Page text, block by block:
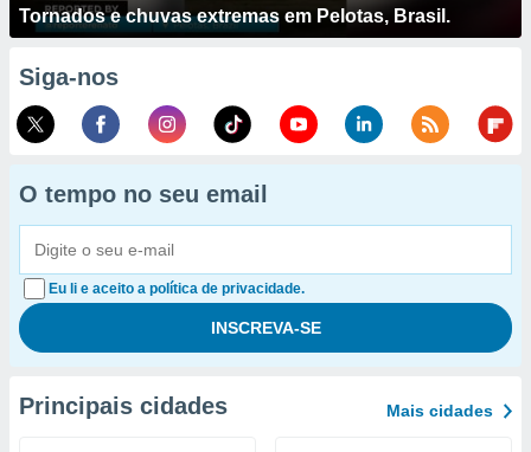
Tornados e chuvas extremas em Pelotas, Brasil.
Siga-nos
O tempo no seu email
Eu li e aceito a política de privacidade.
Principais cidades Mais cidades